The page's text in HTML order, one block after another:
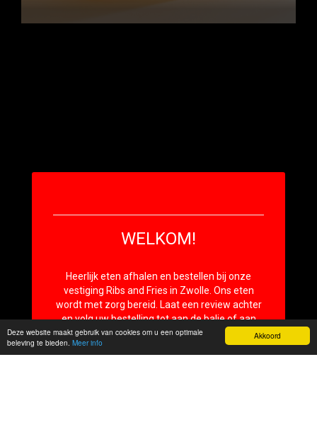
Akkoord
Deze website maakt gebruik van cookies om u een optimale
beleving te bieden. Meer info
WELKOM!
Heerlijk eten afhalen en bestellen bij onze
vestiging Ribs and Fries in Zwolle. Ons eten
wordt met zorg bereid. Laat een review achter
en volg uw bestelling tot aan de balie of aan
huis. Heeft u overige vragen? Neem gerust
contact met ons op via het formulier op de